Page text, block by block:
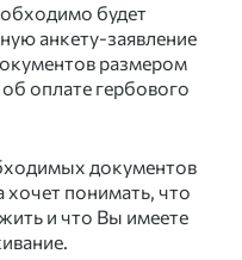
будет
анкету-заявление
размером
оплате гербового
документов
хочет понимать, что
и что Вы имеете